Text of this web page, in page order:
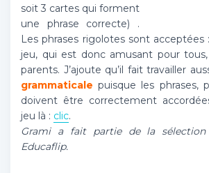
soit 3 cartes qui forment
une phrase correcte) .
Les phrases rigolotes sont
jeu, qui est donc amusant pour
parents. J’ajoute qu’il fait travailler
grammaticale puisque les phrases,
doivent être correctement
jeu là : clic.
Grami a fait partie de la
Educaflip.